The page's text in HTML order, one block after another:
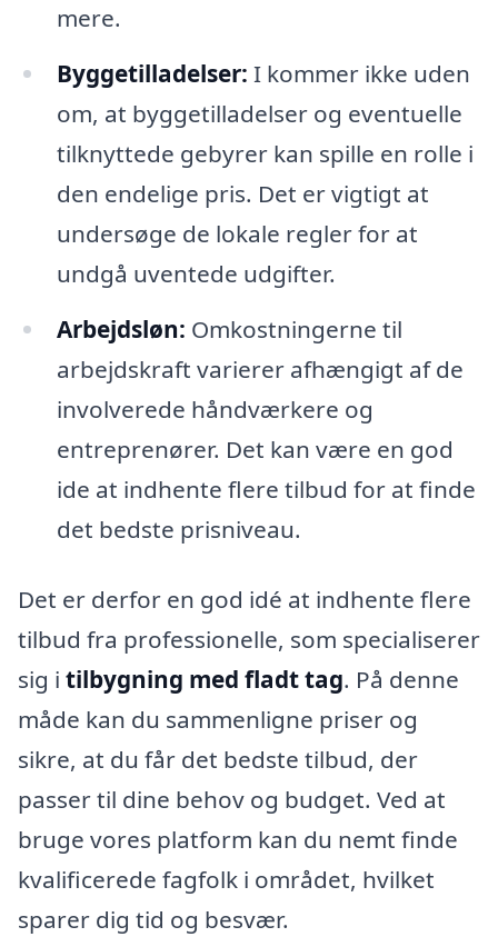
mere.
Byggetilladelser: I kommer ikke uden
om, at byggetilladelser og eventuelle
tilknyttede gebyrer kan spille en rolle i
den endelige pris. Det er vigtigt at
undersøge de lokale regler for at
undgå uventede udgifter.
Arbejdsløn: Omkostningerne til
arbejdskraft varierer afhængigt af de
involverede håndværkere og
entreprenører. Det kan være en god
ide at indhente flere tilbud for at finde
det bedste prisniveau.
Det er derfor en god idé at indhente flere
tilbud fra professionelle, som specialiserer
sig i tilbygning med fladt tag. På denne
måde kan du sammenligne priser og
sikre, at du får det bedste tilbud, der
passer til dine behov og budget. Ved at
bruge vores platform kan du nemt finde
kvalificerede fagfolk i området, hvilket
sparer dig tid og besvær.